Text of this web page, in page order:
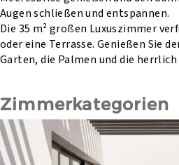
Augen schließen und entspannen.
Die 35 m² großen Luxuszimmer
oder eine Terrasse. Genießen Sie
Garten, die Palmen und die
Zimmerkategorien